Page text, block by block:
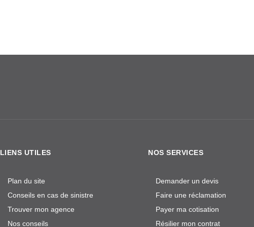
LIENS UTILES
Plan du site
Conseils en cas de sinistre
Trouver mon agence
Nos conseils
NOS SERVICES
Demander un devis
Faire une réclamation
Payer ma cotisation
Résilier mon contrat